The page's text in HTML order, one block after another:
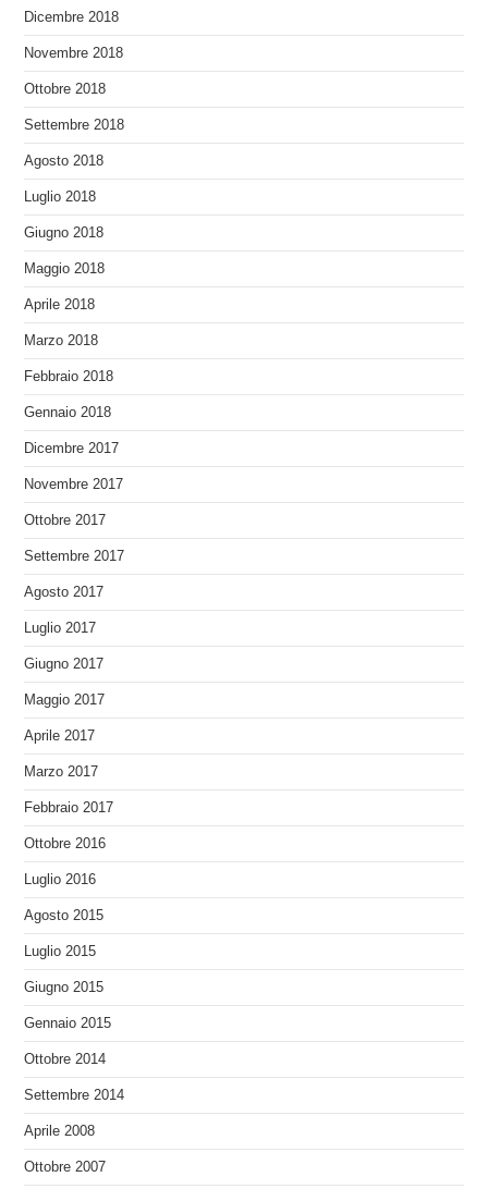
Dicembre 2018
Novembre 2018
Ottobre 2018
Settembre 2018
Agosto 2018
Luglio 2018
Giugno 2018
Maggio 2018
Aprile 2018
Marzo 2018
Febbraio 2018
Gennaio 2018
Dicembre 2017
Novembre 2017
Ottobre 2017
Settembre 2017
Agosto 2017
Luglio 2017
Giugno 2017
Maggio 2017
Aprile 2017
Marzo 2017
Febbraio 2017
Ottobre 2016
Luglio 2016
Agosto 2015
Luglio 2015
Giugno 2015
Gennaio 2015
Ottobre 2014
Settembre 2014
Aprile 2008
Ottobre 2007